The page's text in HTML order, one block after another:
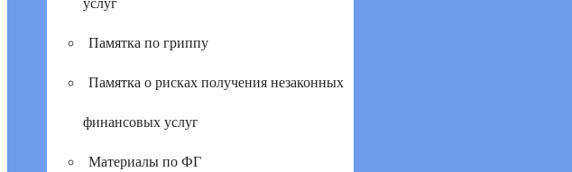
услуг
Памятка по гриппу
Памятка о рисках получения незаконных
финансовых услуг
Материалы по ФГ